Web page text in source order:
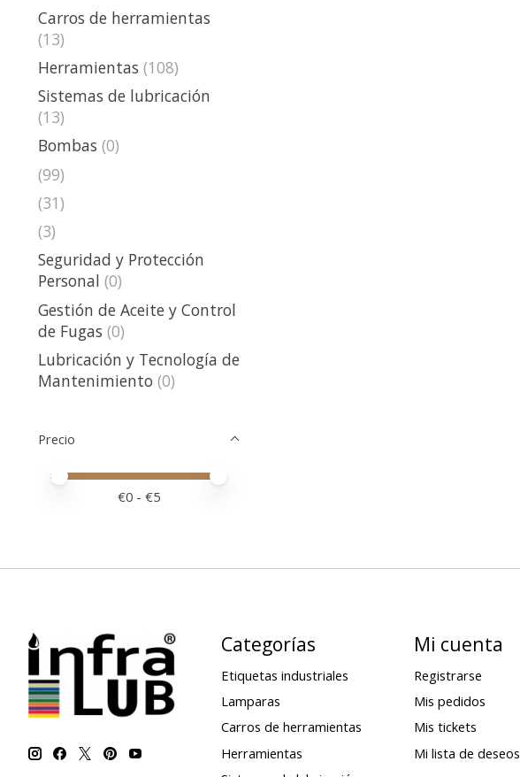
Carros de herramientas
(13)
Herramientas (108)
Sistemas de lubricación
(13)
Bombas (0)
(99)
(31)
(3)
Seguridad y Protección
Personal (0)
Gestión de Aceite y Control
de Fugas (0)
Lubricación y Tecnología de
Mantenimiento (0)
Precio
Price minimum value
Price maximum value
€0 - €5
Categorías
Etiquetas industriales
Lamparas
Carros de herramientas
Herramientas
Mi cuenta
Registrarse
Mis pedidos
Mis tickets
Mi lista de deseos